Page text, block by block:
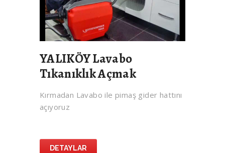
YALIKÖY Lavabo
Tıkanıklık Açmak
Kırmadan Lavabo ile pimaş gider hattını
açıyoruz
DETAYLAR